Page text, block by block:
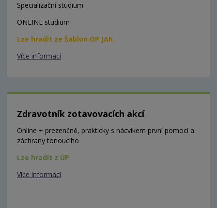
Specializační studium
ONLINE studium
Lze hradit ze Šablon OP JAK
Více informací
Zdravotník zotavovacích akcí
Online + prezenčně, prakticky s nácvikem první pomoci a
záchrany tonoucího
Lze hradit z ÚP
Více informací